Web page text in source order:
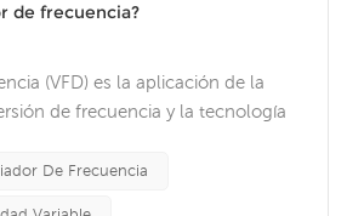
de frecuencia?
(VFD) es la aplicación de la
de frecuencia y la tecnología
de los motores de CA
De Frecuencia